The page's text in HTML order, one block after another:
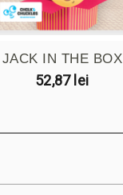
JACK IN THE BOX
52,87 lei